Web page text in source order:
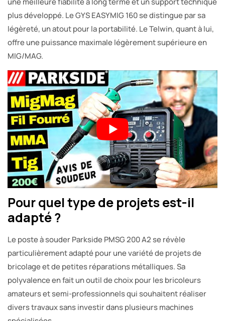
plus développé. Le GYS EASYMIG 160 se distingue par sa
légèreté, un atout pour la portabilité. Le Telwin, quant à lui,
offre une puissance maximale légèrement supérieure en
MIG/MAG.
Pour quel type de projets est-il
adapté ?
Le poste à souder Parkside PMSG 200 A2 se révèle
particulièrement adapté pour une variété de projets de
bricolage et de petites réparations métalliques. Sa
polyvalence en fait un outil de choix pour les bricoleurs
amateurs et semi-professionnels qui souhaitent réaliser
divers travaux sans investir dans plusieurs machines